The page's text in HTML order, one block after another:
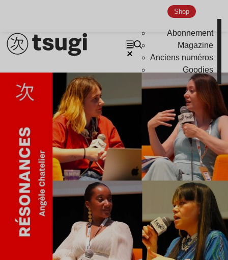
Shop
Abonnement
Magazine
Anciens numéros
Goodies